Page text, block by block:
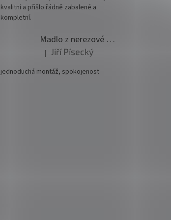
kvalitní a přišlo řádně zabalené a
kompletní.
Madlo z nerezové oceli pr. 42,4mm komplet - model 0116 - 3000mm
Hodnocení produktu je 5 z 5 hvězdiček.
| Jiří Písecký
jednoduchá montáž, spokojenost